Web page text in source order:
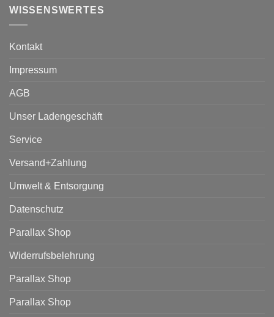
WISSENSWERTES
Kontakt
Impressum
AGB
Unser Ladengeschäft
Service
Versand+Zahlung
Umwelt & Entsorgung
Datenschutz
Parallax Shop
Widerrufsbelehrung
Parallax Shop
Parallax Shop